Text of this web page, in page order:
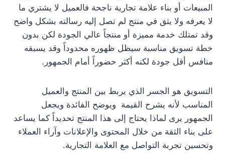
المبيعات أو بناء علامة تجارية ناجحة فالعميل لا يشتري ما
لا يعرفه ولا يثق في منتج لم تصل إليه رسالته بشكل واضح
وقد تمتلك خدمة مميزة أو منتجاً عالي الجودة لكن بدون
خطة تسويق مناسبة سيظل ظهوره محدوداً وقد يسبقه
منافس أقل جودة لكنه أكثر حضوراً أمام الجمهور.
التسويق هو الجسر الذي يربط بين المنتج والعميل
المناسب لأنه يشرح القيمة ويوضح الفائدة ويجعل
الجمهور يرى لماذا يحتاج إلى هذا المنتج تحديداً كما يساعد
على بناء الثقة من خلال المحتوى والإعلانات وآراء العملاء
وتحسين تجربة التواصل مع العلامة التجارية.